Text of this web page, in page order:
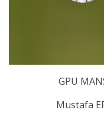
GPU
Mustafa